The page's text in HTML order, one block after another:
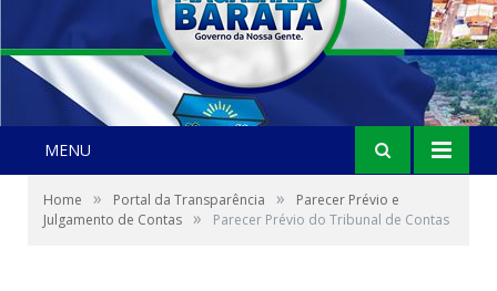
MENU
Home » Portal da Transparência »
Parecer Prévio e
Julgamento de Contas » Parecer Prévio do Tribunal de Contas